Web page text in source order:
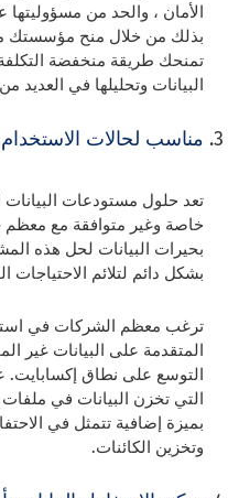
الأمان ، والحد من مسؤوليتها
بذلك من خلال منح مؤسستك
تمنحك طريقة منخفضة التكلفة
البيانات وتحليلها في العديد
مناسب لحالات الاستخدام
تعد حلول مستودعات البيانات
خاصة وغير متوافقة مع معظم
بحيرات البيانات لحل هذه
بشكل دائم لتلائم
ترغب معظم الشركات في
المتقدمة على البيانات غير
التوسع على نطاق
التي تخزن البيانات في
بميزة إضافية تتمثل في
وتخزين الكائنات.